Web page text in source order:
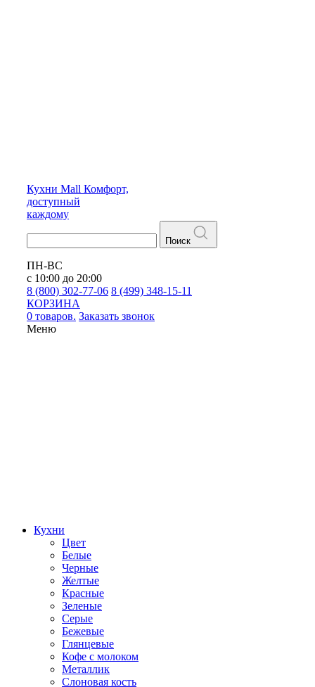
Кухни Mall Комфорт,
доступный
каждому
Поиск
ПН-ВС
с 10:00 до 20:00
8 (800) 302-77-06 8 (499) 348-15-11
КОРЗИНА
0 товаров. Заказать звонок
Меню
Кухни
Цвет
Белые
Черные
Желтые
Красные
Зеленые
Серые
Бежевые
Глянцевые
Кофе с молоком
Металлик
Слоновая кость